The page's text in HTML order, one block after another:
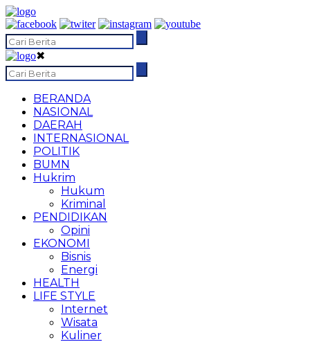
✖
BERANDA
NASIONAL
DAERAH
INTERNASIONAL
POLITIK
BUMN
Hukrim
Hukum
Kriminal
PENDIDIKAN
Opini
EKONOMI
Bisnis
Energi
HEALTH
LIFE STYLE
Internet
Wisata
Kuliner